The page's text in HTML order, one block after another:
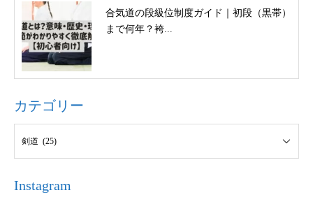
合気道の段級位制度ガイド｜初段（黒帯）
まで何年？袴...
カテゴリー
Instagram